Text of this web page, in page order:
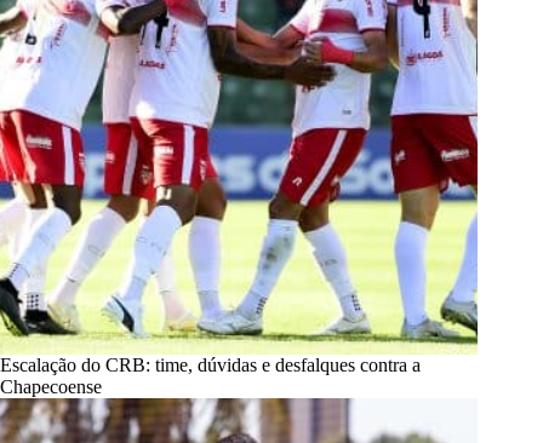
Escalação do CRB: time, dúvidas e desfalques contra a
Chapecoense